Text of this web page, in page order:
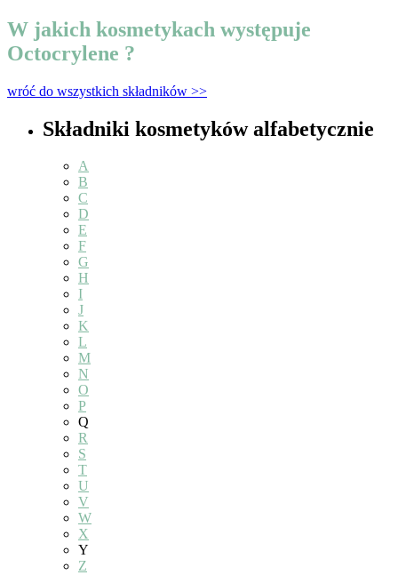
W jakich kosmetykach występuje
Octocrylene ?
wróć do wszystkich składników >>
Składniki kosmetyków alfabetycznie
A
B
C
D
E
F
G
H
I
J
K
L
M
N
O
P
Q
R
S
T
U
V
W
X
Y
Z